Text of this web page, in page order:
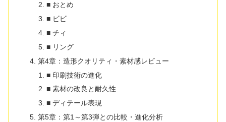
■ おとめ
■ ビビ
■ チィ
■ リング
第4章：造形クオリティ・素材感レビュー
■ 印刷技術の進化
■ 素材の改良と耐久性
■ ディテール表現
第5章：第1～第3弾との比較・進化分析